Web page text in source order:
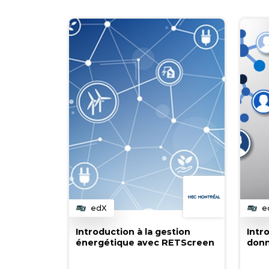
Introduction à la gestion
énergétique avec RETScreen
Catégorie
edX